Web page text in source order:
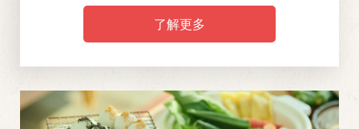
了解更多